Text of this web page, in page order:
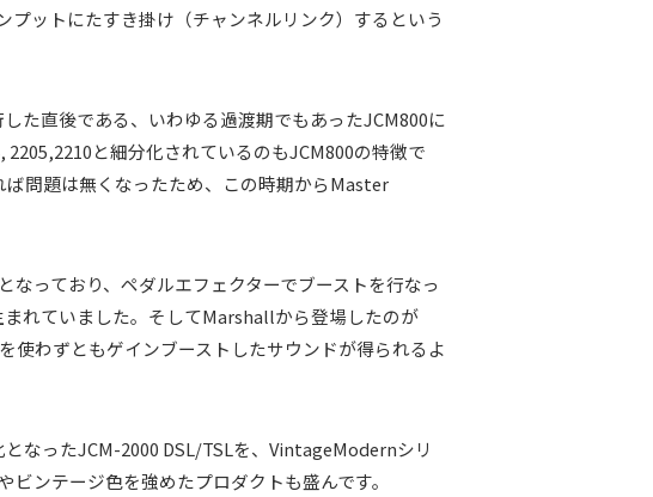
ットにたすき掛け（チャンネルリンク）するという
た直後である、いわゆる過渡期でもあったJCM800に
と細分化されているのもJCM800の特徴で
問題は無くなったため、この時期からMaster
っており、ペダルエフェクターでブーストを行なっ
れていました。そしてMarshallから登場したのが
使わずともゲインブーストしたサウンドが得られるよ
なったJCM-2000 DSL/TSLを、VintageModernシリ
ンテージ色を強めたプロダクトも盛んです。